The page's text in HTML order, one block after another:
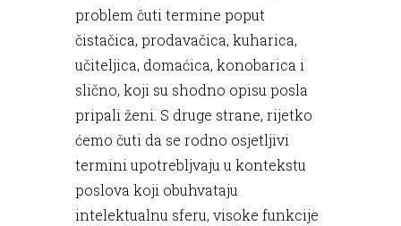
problem čuti termine poput
čistačica, prodavačica, kuharica,
učiteljica, domaćica, konobarica i
slično, koji su shodno opisu posla
pripali ženi. S druge strane, rijetko
ćemo čuti da se rodno osjetljivi
termini upotrebljvaju u kontekstu
poslova koji obuhvataju
intelektualnu sferu, visoke funkcije